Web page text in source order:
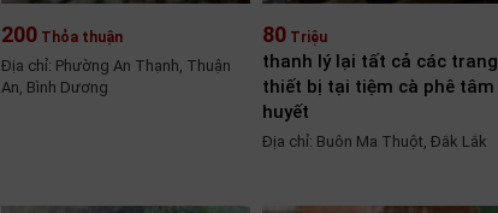
200Thỏa thuận
Địa chỉ: Phường An Thạnh, Thuận
An, Bình Dương
80 Triệu
thanh lý lại tất cả các trang
thiết bị tại tiệm cà phê tâm
huyết
Địa chỉ: Buôn Ma Thuột, Đắk Lắk